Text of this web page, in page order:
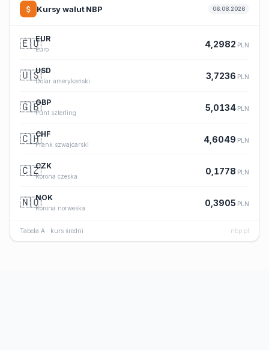
Kursy walut NBP 06.08.2026
🇪🇺EUR
Euro
4,2982 PLN
🇺🇸USD
Dolar amerykański
3,7236 PLN
🇬🇧GBP
Funt szterling
5,0134 PLN
🇨🇭CHF
Frank szwajcarski
4,6049 PLN
🇨🇿CZK
Korona czeska
0,1778 PLN
🇳🇴NOK
Korona norweska
0,3905 PLN
Tabela A · kurs średni nbp.pl